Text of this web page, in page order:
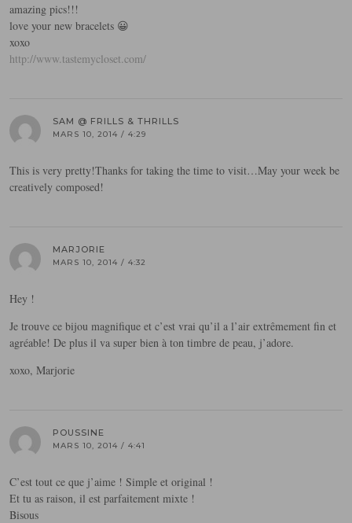
amazing pics!!!
love your new bracelets 😀
xoxo
http://www.tastemycloset.com/
SAM @ FRILLS & THRILLS
MARS 10, 2014 / 4:29
This is very pretty!Thanks for taking the time to visit…May your week be
creatively composed!
MARJORIE
MARS 10, 2014 / 4:32
Hey !
Je trouve ce bijou magnifique et c’est vrai qu’il a l’air extrêmement fin et
agréable! De plus il va super bien à ton timbre de peau, j’adore.
xoxo, Marjorie
POUSSINE
MARS 10, 2014 / 4:41
C’est tout ce que j’aime ! Simple et original !
Et tu as raison, il est parfaitement mixte !
Bisous